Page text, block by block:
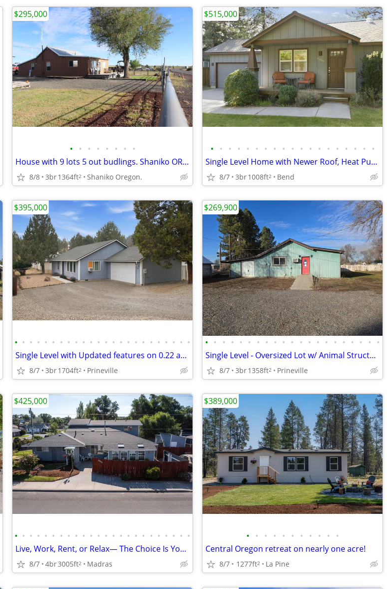
• • • • • • • •
House with 9 lots 5 out budlings. Shaniko OR The Ghost Town.
8/8 3br1364ft2 Shaniko Oregon.
$295,000
• • • • • • • • • • • • • • • • • • •
Single Level Home with Newer Roof, Heat Pump & Appliances
8/7 3br1008ft2 Bend
$515,000
• • • • • • • • • • • • • • • • • • • • • • • •
Single Level with Updated features on 0.22 acre
8/7 3br1704ft2 Prineville
$395,000
• • • • • • • • • • • • • • • • • • • • •
Single Level - Oversized Lot w/ Animal Structure/Barn
8/7 3br1358ft2 Prineville
$269,900
• • • • • • • • • • • • • • • • • • • • • • • •
Live, Work, Rent, or Relax— The Choice Is Yours
8/7 4br3005ft2 Madras
$425,000
• • • • • • • • • • •
Central Oregon retreat on nearly one acre!
8/7 1277ft2 La Pine
$389,000